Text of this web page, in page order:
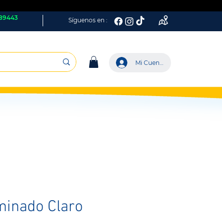
Síguenos en :
Mi Cuenta
Claro